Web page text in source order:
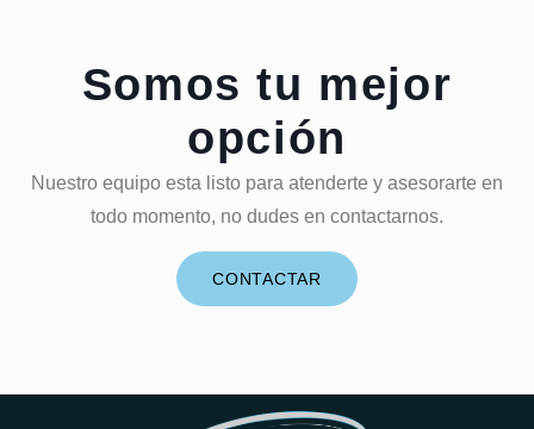
Somos tu mejor
opción
Nuestro equipo esta listo para atenderte y asesorarte en
todo momento, no dudes en contactarnos.
CONTACTAR